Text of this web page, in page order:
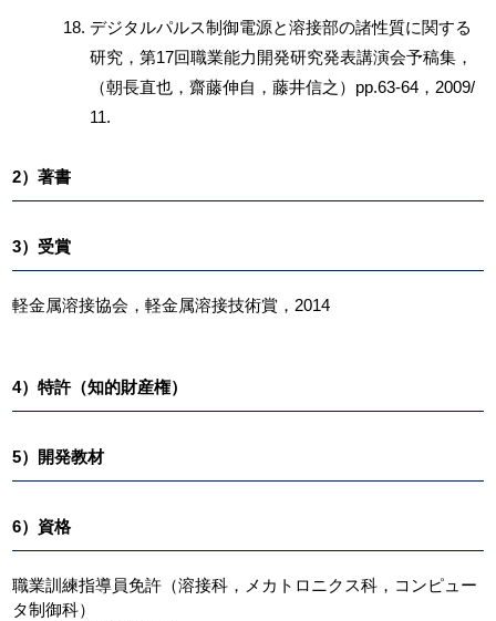
デジタルパルス制御電源と溶接部の諸性質に関する
研究，第17回職業能力開発研究発表講演会予稿集，
（朝長直也，齋藤伸自，藤井信之）pp.63-64，2009/
11.
2）著書
3）受賞
軽金属溶接協会，軽金属溶接技術賞，2014
4）特許（知的財産権）
5）開発教材
6）資格
職業訓練指導員免許（溶接科，メカトロニクス科，コンピュー
タ制御科）